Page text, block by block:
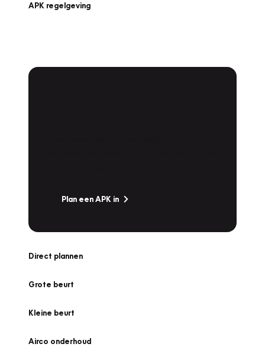
APK regelgeving
Plan een APK in
Direct plannen
Grote beurt
Kleine beurt
Airco onderhoud